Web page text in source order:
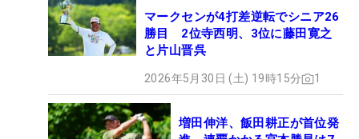
マークセンが4打差逆転でシニア26
勝目 2位寺西明、3位に藤田寛之
と片山晋呉
2026年5月30日 (土) 19時15分 1
増田伸洋、飯田耕正が首位発